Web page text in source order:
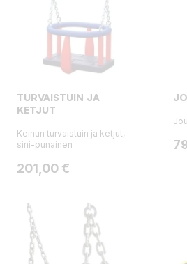
TURVAISTUIN JA
KETJUT
Keinun turvaistuin ja ketjut,
sini-punainen
Hinta
201,00 €